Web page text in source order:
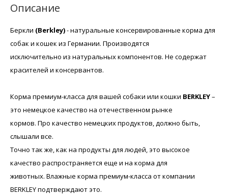
Описание
Беркли (Berkley)- натуральные консервированные корма для
собак и кошек из Германии. Производятся
исключительно из натуральных компонентов. Не содержат
красителей и консервантов.
Корма премиум-класса для вашей собаки или кошки BERKLEY–
это немецкое качество на отечественном рынке
кормов. Про качество немецких продуктов, должно быть,
слышали все.
Точно так же, как на продукты для людей, это высокое
качество распространяется еще и на корма для
животных. Влажные корма премиум-класса от компании
BERKLEY подтверждают это.